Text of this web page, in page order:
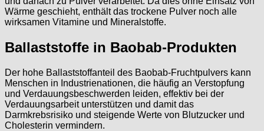
Wärme geschieht, enthält das trockene Pulver noch alle
wirksamen Vitamine und Mineralstoffe.
Ballaststoffe in Baobab-Produkten
Der hohe Ballaststoffanteil des Baobab-Fruchtpulvers kann
Menschen in Industrienationen, die häufig an Verstopfung
und Verdauungsbeschwerden leiden, effektiv bei der
Verdauungsarbeit unterstützen und damit das
Darmkrebsrisiko und steigende Werte von Blutzucker und
Cholesterin vermindern.